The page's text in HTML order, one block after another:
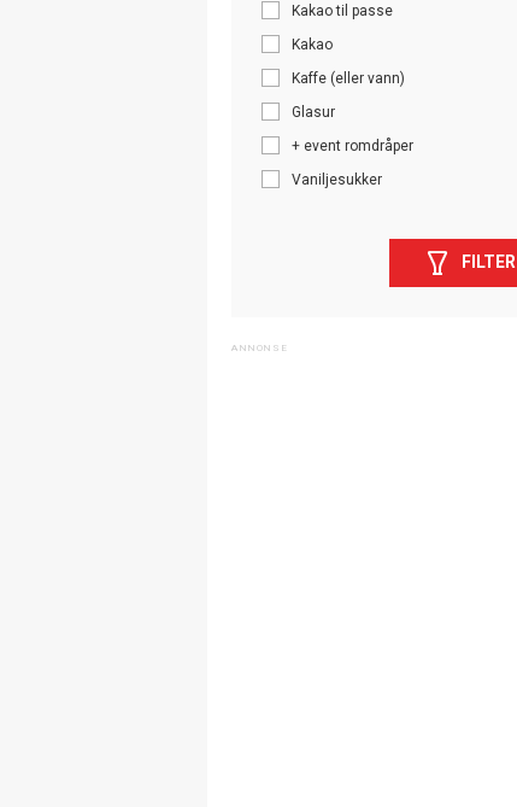
Kakao til passe
Kakao
Kaffe (eller vann)
Glasur
+ event romdråper
Vaniljesukker
FILTER